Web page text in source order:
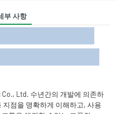
부 사항
개
Co., Ltd. 수년간의 개발에 의존하
점을 명확하게 이해하고, 사용